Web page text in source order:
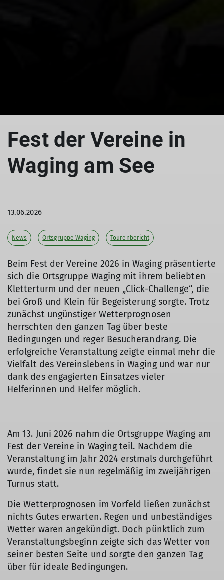
Fest der Vereine in
Waging am See
13.06.2026
News Ortsgruppe Waging Tourenbericht
Beim Fest der Vereine 2026 in Waging präsentierte
sich die Ortsgruppe Waging mit ihrem beliebten
Kletterturm und der neuen „Click-Challenge“, die
bei Groß und Klein für Begeisterung sorgte. Trotz
zunächst ungünstiger Wetterprognosen
herrschten den ganzen Tag über beste
Bedingungen und reger Besucherandrang. Die
erfolgreiche Veranstaltung zeigte einmal mehr die
Vielfalt des Vereinslebens in Waging und war nur
dank des engagierten Einsatzes vieler
Helferinnen und Helfer möglich.
Am 13. Juni 2026 nahm die Ortsgruppe Waging am
Fest der Vereine in Waging teil. Nachdem die
Veranstaltung im Jahr 2024 erstmals durchgeführt
wurde, findet sie nun regelmäßig im zweijährigen
Turnus statt.
Die Wetterprognosen im Vorfeld ließen zunächst
nichts Gutes erwarten. Regen und unbeständiges
Wetter waren angekündigt. Doch pünktlich zum
Veranstaltungsbeginn zeigte sich das Wetter von
seiner besten Seite und sorgte den ganzen Tag
über für ideale Bedingungen.